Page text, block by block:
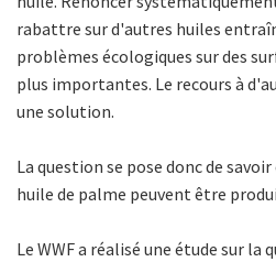
rabattre sur d'autres huiles
problèmes écologiques sur des
plus importantes. Le recours à
une solution.
La question se pose donc de
huile de palme peuvent être
Le WWF a réalisé une étude sur la